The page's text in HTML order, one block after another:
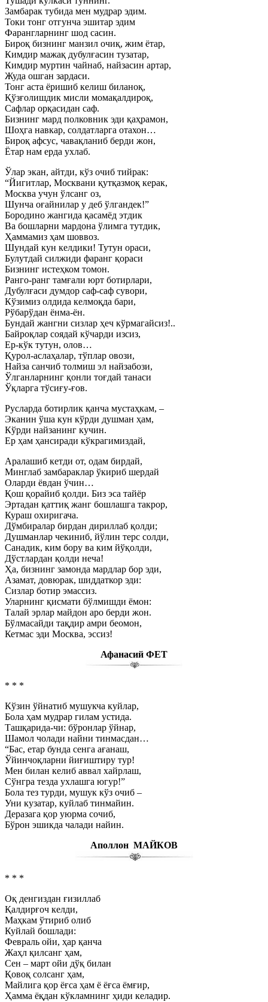
Замбарак тубида мен мудрар эдим.
Токи тонг отгунча эшитар эдим
Фарангларнинг шод сасин.
Бироқ бизнинг манзил очиқ, жим ётар,
Кимдир мажақ дубулғасин тузатар,
Кимдир муртин чайнаб, найзасин артар,
Жуда ошган зардаси.
Тонг аста ёришиб келиш биланоқ,
Қўзғолишдик мисли момақалдироқ,
Сафлар орқасидан саф.
Бизнинг мард полковник эди қаҳрамон,
Шоҳга навкар, солдатларга отахон…
Бироқ афсус, чавақланиб берди жон,
Ётар нам ерда ухлаб.
Ўлар экан, айтди, кўз очиб тийрак:
“Йигитлар, Москвани қутқазмоқ керак,
Москва учун ўлсанг оз,
Шунча оғайнилар у деб ўлгандек!”
Бородино жангида қасамёд этдик
Ва бошларни мардона ўлимга тутдик,
Ҳаммамиз ҳам шоввоз.
Шундай кун келдики! Тутун ораси,
Булутдай силжиди фаранг қораси
Бизнинг истеҳком томон.
Ранго-ранг тамғали юрт ботирлари,
Дубулғаси думдор саф-саф сувори,
Кўзимиз олдида келмоқда бари,
Рўбарўдан ёнма-ён.
Бундай жангни сизлар ҳеч кўрмагайсиз!..
Байроқлар соядай кўчарди изсиз,
Ер-кўк тутун, олов…
Қурол-аслаҳалар, тўплар овози,
Найза санчиб толмиш эл найзабози,
Ўлганларнинг қонли тоғдай танаси
Ўқларга тўсиғу-ғов.
Русларда ботирлик қанча мустаҳкам, –
Эканин ўша кун кўрди душман ҳам,
Кўрди найзанинг кучин.
Ер ҳам ҳансиради кўкрагимиздай,
Аралашиб кетди от, одам бирдай,
Минглаб замбараклар ўкириб шердай
Оларди ёвдан ўчин…
Қош қорайиб қолди. Биз эса тайёр
Эртадан қаттиқ жанг бошлашга такрор,
Кураш охиригача.
Дўмбиралар бирдан дириллаб қолди;
Душманлар чекиниб, йўлин терс солди,
Санадик, ким бору ва ким йўқолди,
Дўстлардан қолди неча!
Ҳа, бизнинг замонда мардлар бор эди,
Азамат, довюрак, шиддаткор эди:
Сизлар ботир эмассиз.
Уларнинг қисмати бўлмишди ёмон:
Талай эрлар майдон аро берди жон.
Бўлмасайди тақдир амри беомон,
Кетмас эди Москва, эссиз!
Афанасий ФЕТ
* * *
Кўзин ўйнатиб мушукча куйлар,
Бола ҳам мудрар гилам устида.
Ташқарида-чи: бўронлар ўйнар,
Шамол чолади найни тинмасдан…
“Бас, етар бунда сенга ағанаш,
Ўйинчоқларни йиғиштиру тур!
Мен билан келиб аввал хайрлаш,
Сўнгра тезда ухлашга югур!”
Бола тез турди, мушук кўз очиб –
Уни кузатар, куйлаб тинмайин.
Деразага қор уюрма сочиб,
Бўрон эшикда чалади найин.
Аполлон МАЙКОВ
* * *
Оқ денгиздан ғизиллаб
Қалдирғоч келди,
Маҳкам ўтириб олиб
Куйлай бошлади:
Февраль ойи, ҳар қанча
Жаҳл қилсанг ҳам,
Сен – март ойи дўқ билан
Қовоқ солсанг ҳам,
Майлига қор ёғса ҳам ё ёғса ёмғир,
Ҳамма ёқдан кўкламнинг ҳиди келадир.